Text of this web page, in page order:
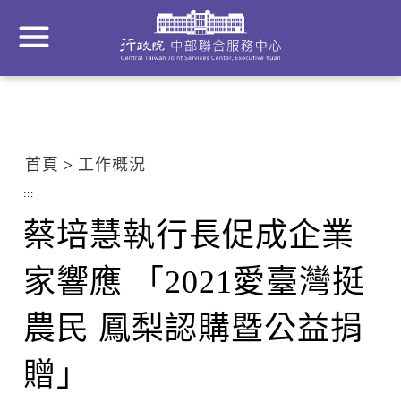
主
Center
block
首頁 工作概況
:::
蔡培慧執行長促成企業
家響應 「2021愛臺灣挺
農民 鳳梨認購暨公益捐
贈」